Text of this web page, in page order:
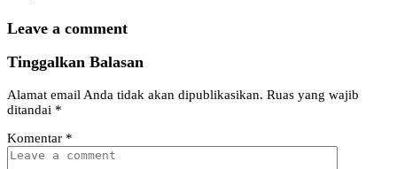
Leave a comment
Tinggalkan Balasan
Alamat email Anda tidak akan dipublikasikan. Ruas yang wajib
ditandai *
Komentar *